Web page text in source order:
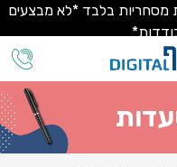
עבודות מסחריות בלבד *לא מבצעים